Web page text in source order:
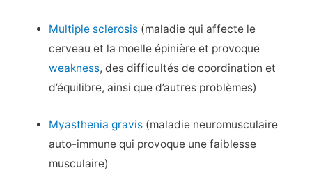
Multiple sclerosis (maladie qui affecte le
cerveau et la moelle épinière et provoque
weakness, des difficultés de coordination et
d’équilibre, ainsi que d’autres problèmes)
Myasthenia gravis (maladie neuromusculaire
auto-immune qui provoque une faiblesse
musculaire)